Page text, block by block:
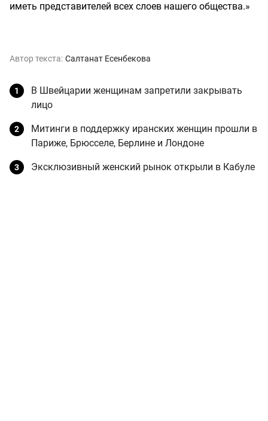
иметь представителей всех слоев нашего общества.»
Автор текста: Салтанат Есенбекова
В Швейцарии женщинам запретили закрывать
лицо
Митинги в поддержку иранских женщин прошли в
Париже, Брюсселе, Берлине и Лондоне
Эксклюзивный женский рынок открыли в Кабуле